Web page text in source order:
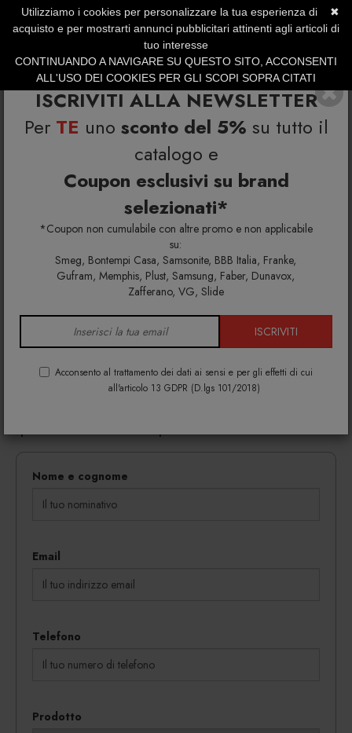
ISCRIVITI ALLA NEWSLETTER
Per TE uno sconto del 5% su tutto il
catalogo e
Coupon esclusivi su brand
selezionati*
*Coupon non cumulabile con altre promo e non applicabile
su:
Smeg, Bontempi Casa, Samsonite, BBB Italia, Franke,
Gufram, Memphis, Plust, Samsung, Faber, Dunavox,
Zafferano, VG, Slide
ISCRIVITI
Acconsento al trattamento dei dati ai sensi e per gli effetti di cui
all'articolo 13 GDPR (D.lgs 101/2018)
SERVIZIO CLIENTI +39.0773.470.562
SUMMER SALES | Fino al 31 Agosto
Richiedi info e un'offerta personalizzata per te
Ode 170 Mobile TV
Richiedi maggiori info e la tua
offerta personalizzata per Ode
170 Mobile TV
informazioni su colori, materiali e disponibilità.
Nome e cognome
Email
Telefono
Prodotto
✖
Utilizziamo i cookies per personalizzare la tua esperienza di
acquisto e per mostrarti annunci pubblicitari attinenti agli articoli di
tuo interesse
CONTINUANDO A NAVIGARE SU QUESTO SITO, ACCONSENTI
ALL'USO DEI COOKIES PER GLI SCOPI SOPRA CITATI